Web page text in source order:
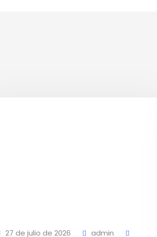
27 de julio de 2026
admin